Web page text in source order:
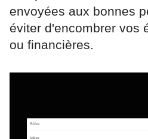
envoyées aux bonnes
éviter d'encombrer vos
ou financières.